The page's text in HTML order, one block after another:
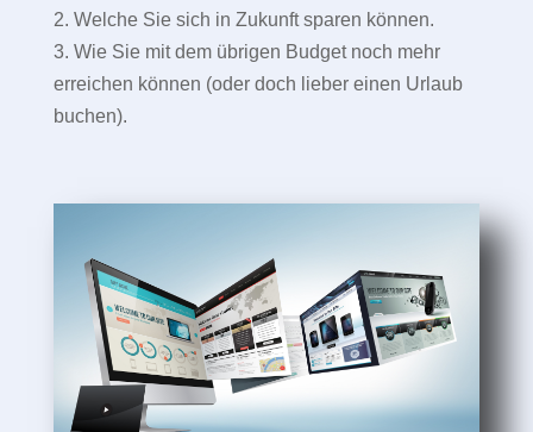
2. Welche Sie sich in Zukunft sparen können.
3. Wie Sie mit dem übrigen Budget noch mehr
erreichen können (oder doch lieber einen Urlaub
buchen).